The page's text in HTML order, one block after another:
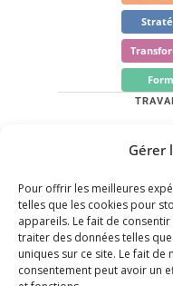
Gérer
Pour offrir les meilleures
telles que les cookies pour
appareils. Le fait de
traiter des données telles
uniques sur ce site. Le fait
consentement peut avoir un
Quels sont vos
Me contacter
Prendre
LinkedIn